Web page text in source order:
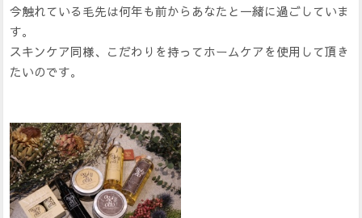
今触れている毛先は何年も前からあなたと一緒に過ごしていま
す。
スキンケア同様、こだわりを持ってホームケアを使用して頂き
たいのです。